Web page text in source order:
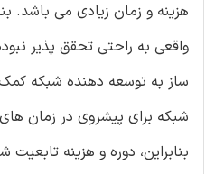
هزینه و زمان زیادی می باشد.
واقعی به راحتی تحقق پذیر
ساز به توسعه دهنده شبکه
شبکه برای پیشروی در زمان
بنابراین، دوره و هزینه تابعیت